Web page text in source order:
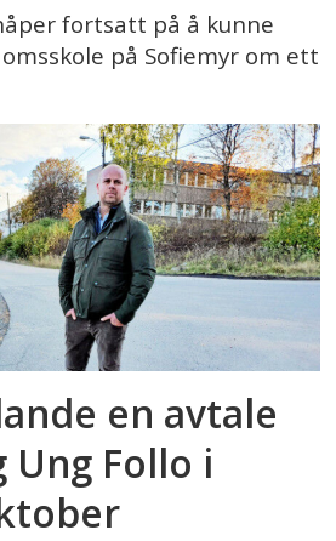
fortsatt på å kunne
på Sofiemyr om ett
en avtale
Ung Follo i